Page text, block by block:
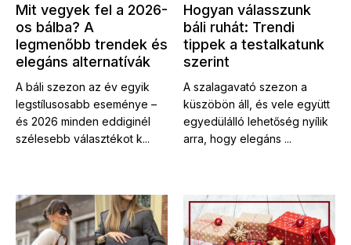
Mit vegyek fel a 2026-
os bálba? A
legmenőbb trendek és
elegáns alternatívák
A báli szezon az év egyik
legstílusosabb eseménye –
és 2026 minden eddiginél
szélesebb választékot k...
Hogyan válasszunk
báli ruhát: Trendi
tippek a testalkatunk
szerint
A szalagavató szezon a
küszöbön áll, és vele együtt
egyedülálló lehetőség nyílik
arra, hogy elegáns ...